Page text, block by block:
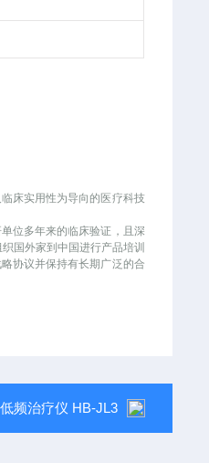
床实用性为导向的医疗科技
位多年来的临床验证，且深
国外家到中国进行产品培训
协议并保持有长期广泛的合
频治疗仪 HB-JL3